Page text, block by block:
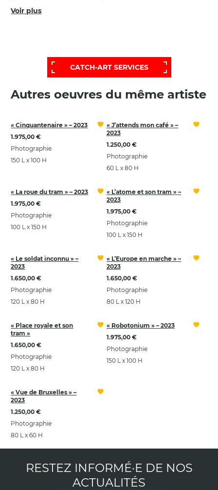
Voir plus
CATCH-ART SERVICES
Autres oeuvres du même artiste
« Cinquantenaire » – 2023
1.975,00 €
Photographie
150 L x 100 H
« J’attends mon café » –
2023
1.250,00 €
Photographie
60 L x 80 H
« La roue du tram » – 2023
1.975,00 €
Photographie
100 L x 150 H
« L’atome et son tram » –
2023
1.975,00 €
Photographie
100 L x 150 H
« Le soldat inconnu » –
2023
1.650,00 €
Photographie
120 L x 80 H
« L’Europe en marche » –
2023
1.650,00 €
Photographie
80 L x 120 H
« Place royale et son
tram »
1.650,00 €
Photographie
120 L x 80 H
« Robotonium » – 2023
1.975,00 €
Photographie
150 L x 100 H
« Vue de Bruxelles » –
2023
1.250,00 €
Photographie
80 L x 60 H
RESTEZ INFORMÉ·E DE NOS
ACTUALITÉS